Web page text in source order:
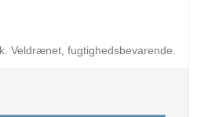
Veldrænet, fugtighedsbevarende.